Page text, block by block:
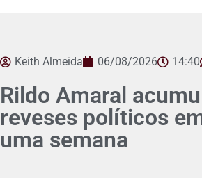
Keith Almeida 06/08/2026 14:40
Rildo Amaral
reveses políticos
uma semana